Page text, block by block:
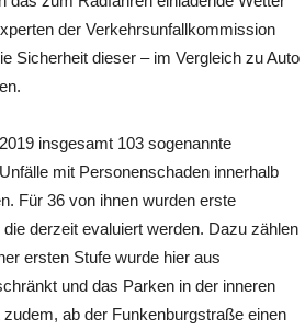
der Verkehrsunfallkommission
Sicherheit dieser – im Vergleich zu Auto
insgesamt 103 sogenannte
mit Personenschaden innerhalb
Für 36 von ihnen wurden erste
derzeit evaluiert werden. Dazu zählen
ersten Stufe wurde hier aus
und das Parken in der inneren
ab der Funkenburgstraße einen